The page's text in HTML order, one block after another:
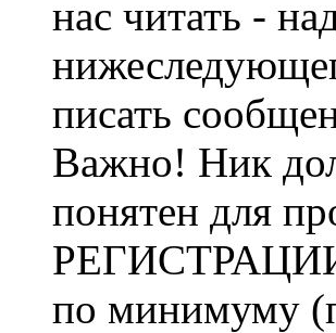
нас читать -
писать
Важно! Ник
понятен для
РЕГИСТРАЦИИ
по минимуму